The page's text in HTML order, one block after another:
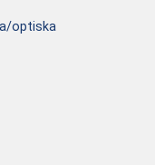
optiska